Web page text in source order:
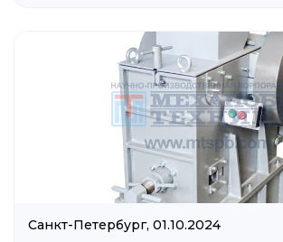
Санкт-Петербург, 01.10.2024